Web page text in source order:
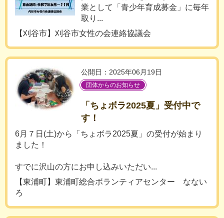
業として「青少年育成募金」に毎年
取り...
【刈谷市】刈谷市女性の会連絡協議会
公開日：2025年06月19日
団体からのお知らせ
「ちょボラ2025夏」受付中で
す！
6月７日(土)から「ちょボラ2025夏」の受付が始まり
ました！
すでに沢山の方にお申し込みいただい...
【東浦町】東浦町総合ボランティアセンター なない
ろ